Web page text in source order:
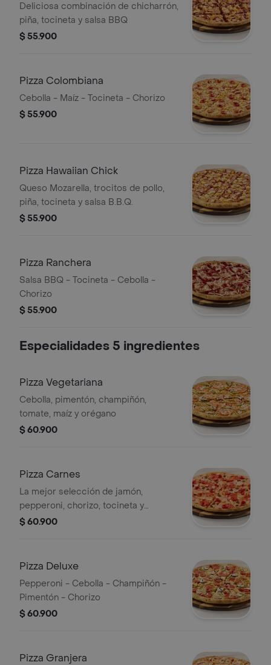
Deliciosa combinación de chicharrón,
piña, tocineta y salsa BBQ
$ 55.900
Pizza Colombiana
Cebolla - Maíz - Tocineta - Chorizo
$ 55.900
Pizza Hawaiian Chick
Queso Mozarella, trocitos de pollo,
piña, tocineta y salsa B.B.Q.
$ 55.900
Pizza Ranchera
Salsa BBQ - Tocineta - Cebolla -
Chorizo
$ 55.900
Especialidades 5 ingredientes
Pizza Vegetariana
Cebolla, pimentón, champiñón,
tomate, maíz y orégano
$ 60.900
Pizza Carnes
La mejor selección de jamón,
pepperoni, chorizo, tocineta y
chicharrón
$ 60.900
Pizza Deluxe
Pepperoni - Cebolla - Champiñón -
Pimentón - Chorizo
$ 60.900
Pizza Granjera